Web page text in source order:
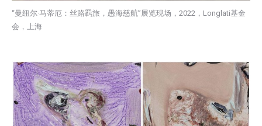
“曼纽尔·马蒂厄：丝路羁旅，愚海慈航”展览现场，2022，Longlati基金
会，上海